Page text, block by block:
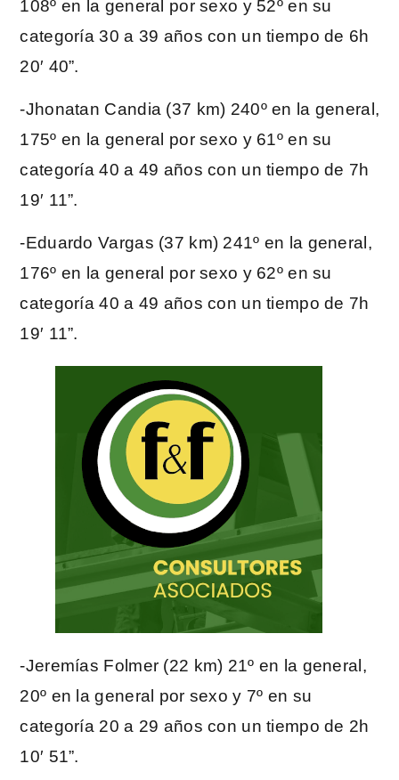
108º en la general por sexo y 52º en su
categoría 30 a 39 años con un tiempo de 6h
20′ 40”.
-Jhonatan Candia (37 km) 240º en la general,
175º en la general por sexo y 61º en su
categoría 40 a 49 años con un tiempo de 7h
19′ 11”.
-Eduardo Vargas (37 km) 241º en la general,
176º en la general por sexo y 62º en su
categoría 40 a 49 años con un tiempo de 7h
19′ 11”.
-Jeremías Folmer (22 km) 21º en la general,
20º en la general por sexo y 7º en su
categoría 20 a 29 años con un tiempo de 2h
10′ 51”.